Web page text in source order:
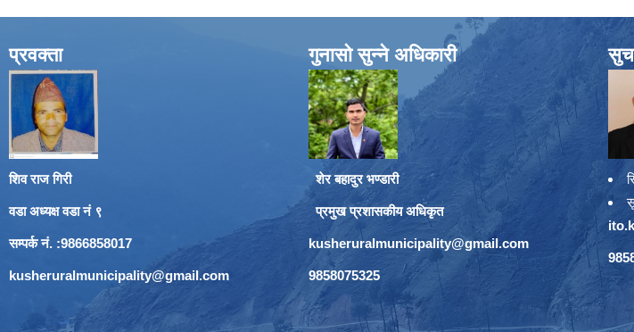
प्रवक्ता
शिव राज गिरी
वडा अध्यक्ष वडा नं ९
सम्पर्क नं. :9866858017
kusheruralmunicipality@gmail.com
गुनासो सुन्ने अधिकारी
शेर बहादुर भण्डारी
प्रमुख प्रशासकीय अधिकृत
kusheruralmunicipality@gmail.com
9858075325